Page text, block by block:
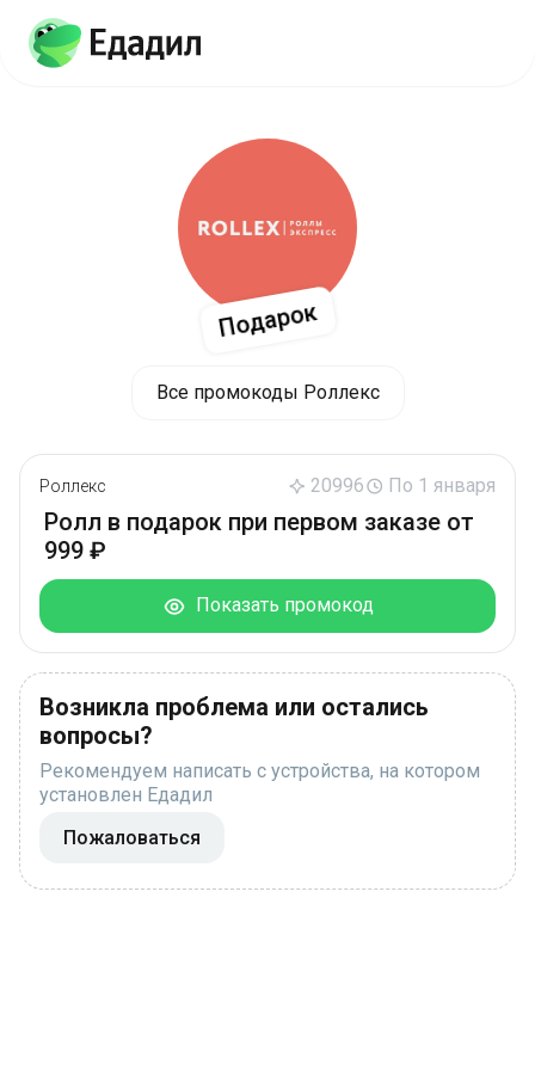
Подарок
Все промокоды Роллекс
Роллекс 20996 По 1 января
Ролл в подарок при первом заказе от
999 ₽
Показать промокод
Возникла проблема или остались
вопросы?
Рекомендуем написать с устройства, на котором
установлен Едадил
Пожаловаться